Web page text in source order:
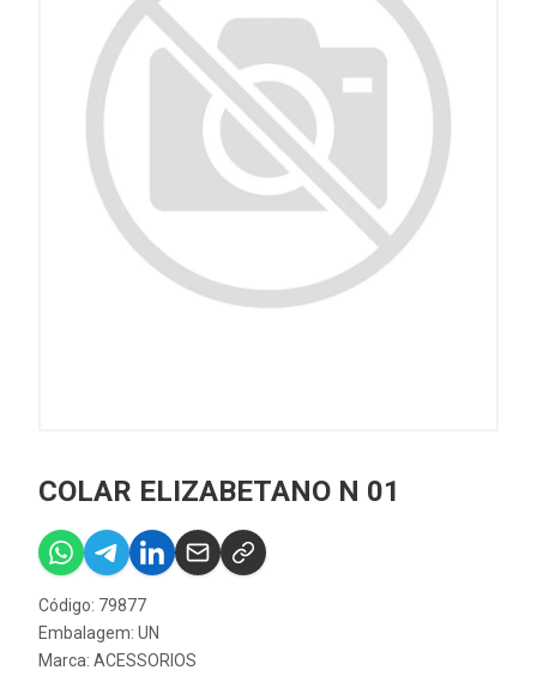
COLAR ELIZABETANO N 01
Código: 79877
Embalagem: UN
Marca: ACESSORIOS